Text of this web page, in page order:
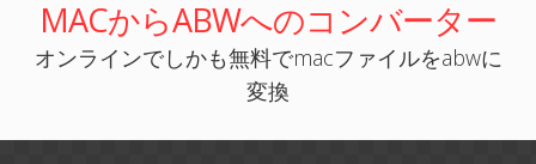
MACからABWへのコンバーター
オンラインでしかも無料でmacファイルをabwに
変換